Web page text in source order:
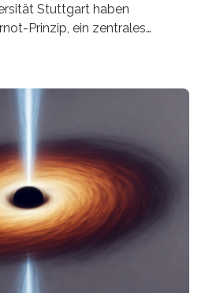
Stuttgart haben
Prinzip, ein zentrales
gilt, deren physikalische
Das
Advances veröffentlichte
sciadv.adw8462)
Dampfturbinen sind
wandeln thermische
Bewegung um – oder anders
Bewegung. In
ist es in den…